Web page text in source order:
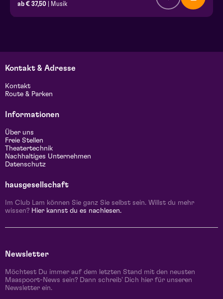
ab € 37,50 | Musik
Kontakt & Adresse
Kontakt
Route & Parken
Informationen
Über uns
Freie Stellen
Theatertechnik
Nachhaltiges Unternehmen
Datenschutz
hausgesellschaft
Im Club Lam können Sie ganz Sie selbst sein. Willst du mehr
wissen? Hier kannst du es nachlesen.
Newsletter
Möchtest Du immer auf dem letzten Stand mit den neusten
Maaspoort-News sein? Dann schreib' Dich hier für unseren
Newsletter ein.